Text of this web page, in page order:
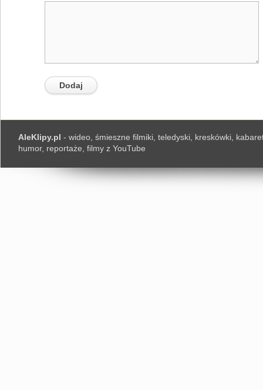
AleKlipy.pl - wideo, śmieszne filmiki, teledyski, kreskówki,
humor, reportaże, filmy z YouTube